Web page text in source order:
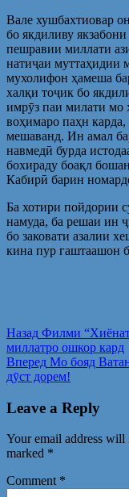
Вале хушбахтиовар
бо якдиливу
пешравии миллати
натиҷаи муттаҳидии
мухолифон ҳамеша
халқи тоҷик бо
имрӯз паи милати мо
воҳимаро паҳн
мешаванд. Ин амал
навмедӣ бурда
бохираду боақл
Кабирӣ барин
Ба хотири пойдории
намуда, ба решаи ин
бо заковати азалии
кина пур гаштаашон
Post
navigation
Назад Предыдущая
запись:
Филми
миллатро ошкор кард
Вперед Следующая
запись:
Мо бояд
дӯст дорем!
Leave a Reply
Your email address will
marked *
Comment *